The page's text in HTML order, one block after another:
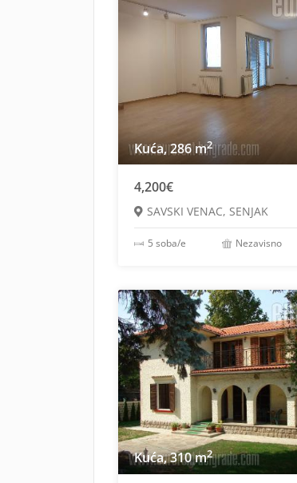
Kuća, 286 m2
4,200€
SAVSKI VENAC, SENJAK
5 soba/e Nezavisno
Kuća, 310 m2